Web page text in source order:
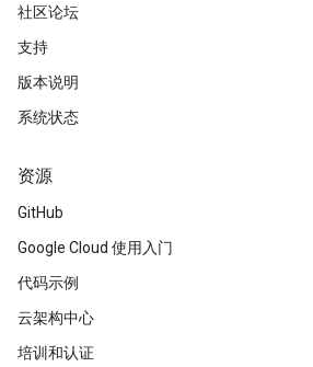
社区论坛
支持
版本说明
系统状态
资源
GitHub
Google Cloud 使用入门
代码示例
云架构中心
培训和认证